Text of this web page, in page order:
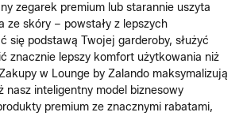
zegarek premium lub starannie uszyta
ze skóry – powstały z lepszych
się podstawą Twojej garderoby, służyć
znacznie lepszy komfort użytkowania niż
w Lounge by Zalando maksymalizują
nasz inteligentny model biznesowy
premium ze znacznymi rabatami,